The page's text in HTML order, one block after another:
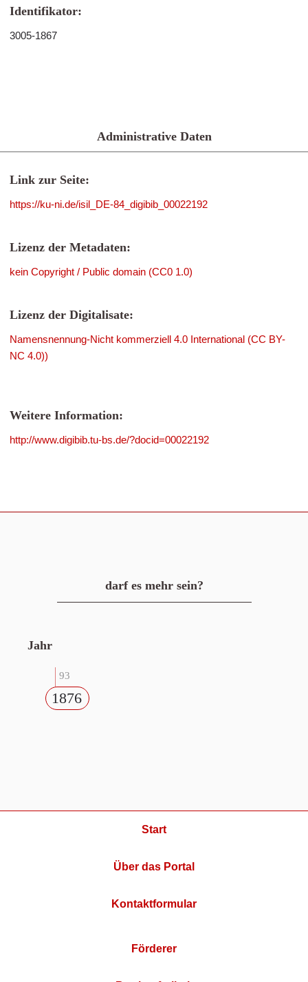
Identifikator:
3005-1867
Administrative Daten
Link zur Seite:
https://ku-ni.de/isil_DE-84_digibib_00022192
Lizenz der Metadaten:
kein Copyright / Public domain (CC0 1.0)
Lizenz der Digitalisate:
Namensnennung-Nicht kommerziell 4.0 International (CC BY-
NC 4.0))
Weitere Information:
http://www.digibib.tu-bs.de/?docid=00022192
darf es mehr sein?
Jahr
93
1876
Start
Über das Portal
Kontaktformular
Förderer